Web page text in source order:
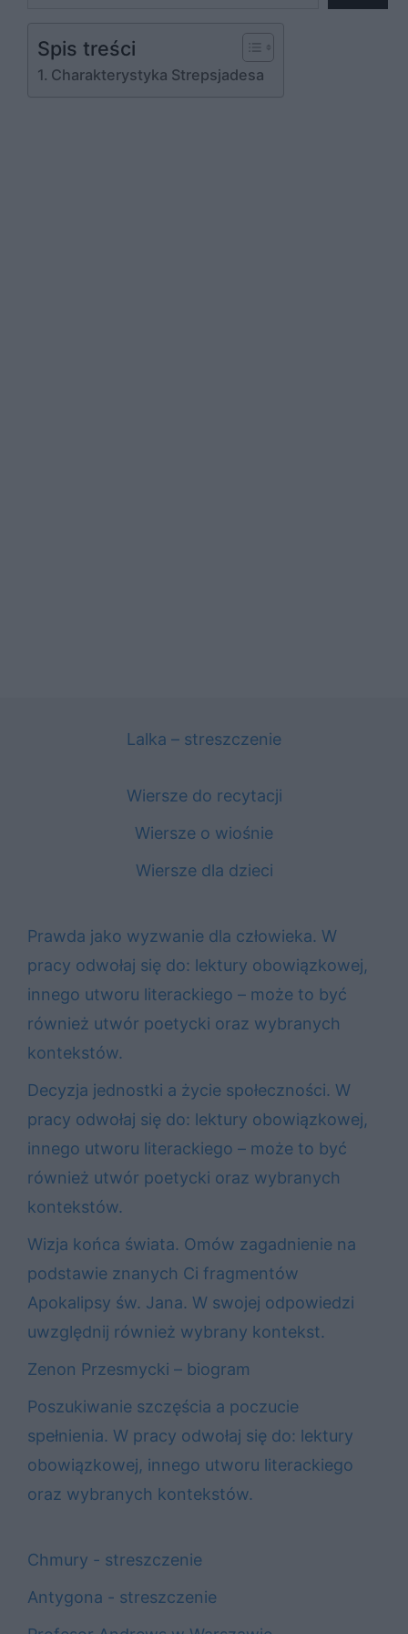
Spis treści
Charakterystyka Strepsjadesa
Lalka – streszczenie
Wiersze do recytacji
Wiersze o wiośnie
Wiersze dla dzieci
Prawda jako wyzwanie dla człowieka. W
pracy odwołaj się do: lektury obowiązkowej,
innego utworu literackiego – może to być
również utwór poetycki oraz wybranych
kontekstów.
Decyzja jednostki a życie społeczności. W
pracy odwołaj się do: lektury obowiązkowej,
innego utworu literackiego – może to być
również utwór poetycki oraz wybranych
kontekstów.
Wizja końca świata. Omów zagadnienie na
podstawie znanych Ci fragmentów
Apokalipsy św. Jana. W swojej odpowiedzi
uwzględnij również wybrany kontekst.
Zenon Przesmycki – biogram
Poszukiwanie szczęścia a poczucie
spełnienia. W pracy odwołaj się do: lektury
obowiązkowej, innego utworu literackiego
oraz wybranych kontekstów.
Chmury - streszczenie
Antygona - streszczenie